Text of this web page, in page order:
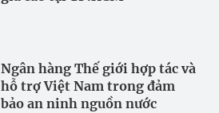
Ngân hàng Thế giới hợp tác và
hỗ trợ Việt Nam trong đảm
bảo an ninh nguồn nước